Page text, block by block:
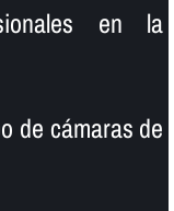
en la
de cámaras de